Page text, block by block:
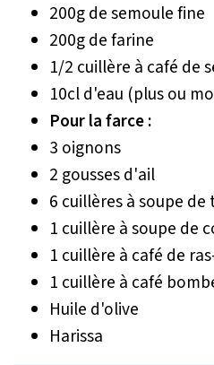
200g de semoule fine
200g de farine
1/2 cuillère à café de
10cl d'eau (plus ou
Pour la farce :
3 oignons
2 gousses d'ail
6 cuillères à soupe
1 cuillère à soupe de
1 cuillère à café de
1 cuillère à café
Huile d'olive
Harissa